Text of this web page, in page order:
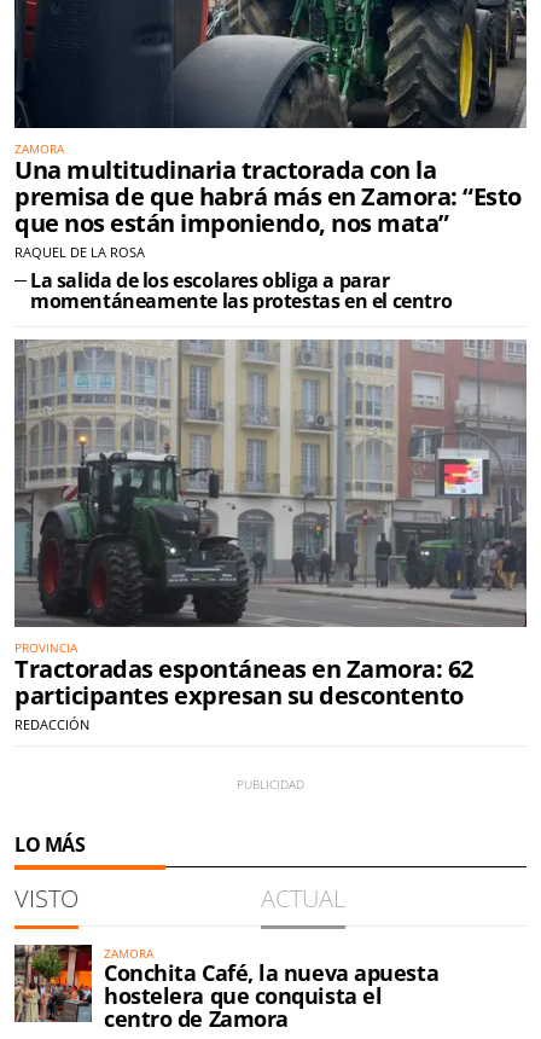
ZAMORA
Una multitudinaria tractorada con la
premisa de que habrá más en Zamora: “Esto
que nos están imponiendo, nos mata”
RAQUEL DE LA ROSA
La salida de los escolares obliga a parar
momentáneamente las protestas en el centro
PROVINCIA
Tractoradas espontáneas en Zamora: 62
participantes expresan su descontento
REDACCIÓN
LO MÁS
VISTO ACTUAL
ZAMORA
Conchita Café, la nueva apuesta
hostelera que conquista el
centro de Zamora